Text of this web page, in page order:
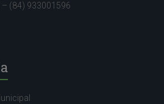
(84) 933001596